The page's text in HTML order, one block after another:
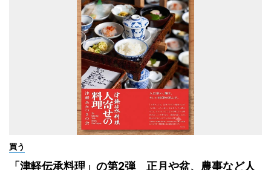
買う
「津軽伝承料理」の第2弾 正月や盆、農事など人